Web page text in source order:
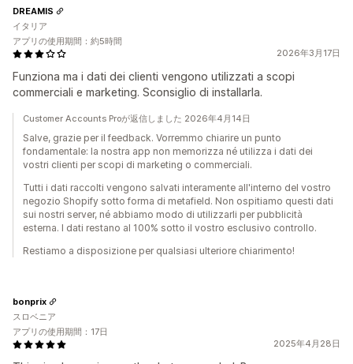
2026年3月17日
Funziona ma i dati dei clienti vengono utilizzati a scopi
commerciali e marketing. Sconsiglio di installarla.
DREAMIS
イタリア
アプリの使用期間：約5時間
Customer Accounts Proが返信しました 2026年4月14日
Salve, grazie per il feedback. Vorremmo chiarire un punto
fondamentale: la nostra app non memorizza né utilizza i dati dei
vostri clienti per scopi di marketing o commerciali.
Tutti i dati raccolti vengono salvati interamente all'interno del vostro
negozio Shopify sotto forma di metafield. Non ospitiamo questi dati
sui nostri server, né abbiamo modo di utilizzarli per pubblicità
esterna. I dati restano al 100% sotto il vostro esclusivo controllo.
Restiamo a disposizione per qualsiasi ulteriore chiarimento!
2025年4月28日
bonprix
スロベニア
アプリの使用期間：17日